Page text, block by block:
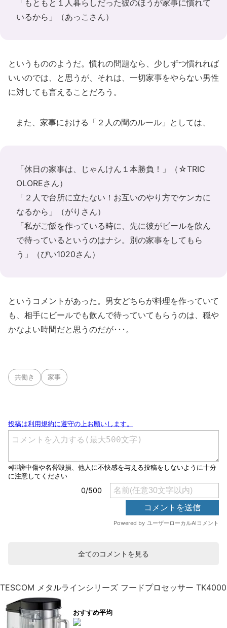
「もともと１人暮らしだった彼のほうが家事に慣れて
いるから」（あっこさん）
というもののようだ。慣れの問題なら、少しずつ慣れれば
いいのでは、と思うが、それは、一切家事をやらない男性
に対しても言えることだろう。
また、家事における「２人の間のルール」としては、
「休日の家事は、じゃんけん１本勝負！」（☆TRIC
OLOREさん）
「２人で台所に立たない！お互いのやり方でケンカに
なるから」（がりさん）
「私がご飯を作っている時に、先に彼がビールを飲ん
で待っているというのはナシ。別の家事をしてもら
う」（ぴい1020さん）
というコメントがあった。男女どちらが料理を作っていて
も、相手にビールでも飲んで待っていてもらうのは、穏や
かなよい時間だと思うのだが･･･。
共働き 家事
全てのコメントを見る
TESCOM メタルラインシリーズ フードプロセッサー TK4000
おすすめ平均